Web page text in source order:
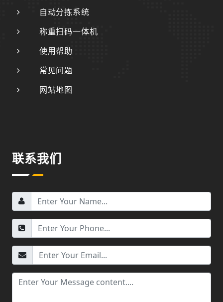
自动分拣系统
称重扫码一体机
使用帮助
常见问题
网站地图
联系我们